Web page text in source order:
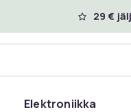
29 €
Elektroniikka